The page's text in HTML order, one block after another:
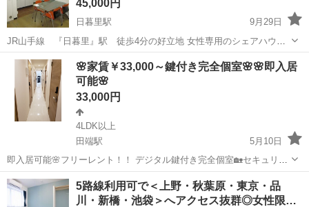
45,000円
日暮里駅
9月29日
JR山手線 『日暮里』駅 徒歩4分の好立地 女性専用のシェアハウス
です。 現在 1部屋空きがあります! 【 詳細 】 ☆個室(鍵有り) ☆清潔
な管理 ☆ベッド・クローゼット完備 ☆専用冷蔵庫有り(1...
東京 荒川区 日暮里駅 シェアハウス 徒歩
🌸家賃￥33,000～鍵付き完全個室🌸🌸即入居
可能🌸
33,000円
4LDK以上
田端駅
5月10日
即入居可能🌸フリーレント！！ デジタル鍵付き完全個室🏡セキュリテ
ィ面も安心です。 敷金、礼金、仲介手数料なし！！ 家賃
￥33000~52000広さ３畳から５.５畳 光熱費(Wi-Fi込み）11,000円 ❥...
東京 荒川区 田端駅 シェアハウス 物件
5路線利用可で＜上野・秋葉原・東京・品
川・新橋・池袋＞へアクセス抜群◎女性限